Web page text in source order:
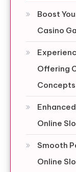
Boost
Casino
Offering
Concepts
Online
Smooth
Online